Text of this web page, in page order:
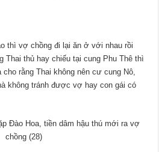
thì vợ chồng đi lại ăn ở với nhau rồi
Thai thủ hay chiếu tại cung Phu Thê thì
rằng Thai không nên cư cung Nô,
không tránh được vợ hay con gái có
Đào Hoa, tiền dâm hậu thú mới ra vợ
chồng (28)